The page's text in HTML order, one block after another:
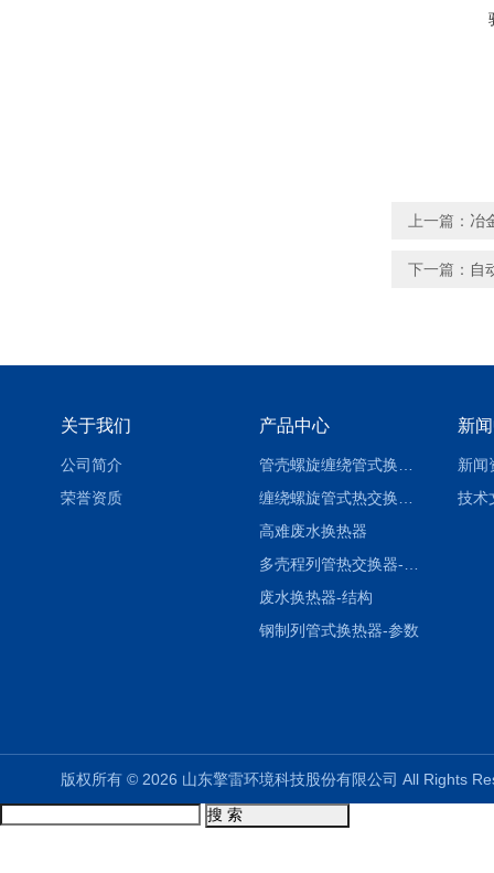
上一篇： 冶
下一篇： 自
关于我们
公司简介
荣誉资质
产品中心
高难废水换热器
废水换热器-结构
钢制列管式换热器-参数
新
新闻
技术
版权所有 © 2026 山东擎雷环境科技股份有限公司 All